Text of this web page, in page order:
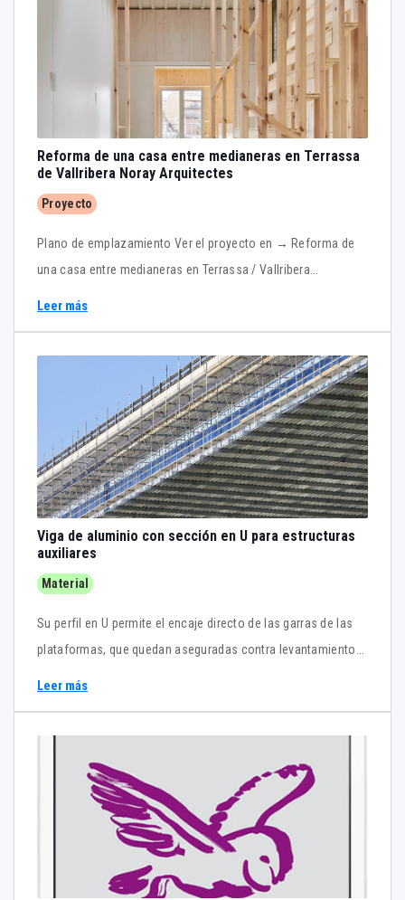
técnico: Pablo Sebastián Arquitectos: Alejandro Alda,
Giorgio Bernardi, Valeria Gasparini, Laura Martínez, Michela D
´Angelo Cálculo de estructuras: Matute Manrique / Javier
Caamaño Arqueología : Paleoymas Historian: Alex Garris
Fernández Constructora RubioMorte / UTE Yesa Artículo
editado por Nuria Prieto y Berta Blasco.
Reforma de una casa entre medianeras en Terrassa
de Vallribera Noray Arquitectes
Proyecto
Plano de emplazamiento Ver el proyecto en → Reforma de
una casa entre medianeras en Terrassa / Vallribera
Leer más
Viga de aluminio con sección en U para estructuras
auxiliares
Material
Su perfil en U permite el encaje directo de las garras de las
plataformas, que quedan aseguradas contra levantamientos
peatonales o reparación de puentes.
Leer más